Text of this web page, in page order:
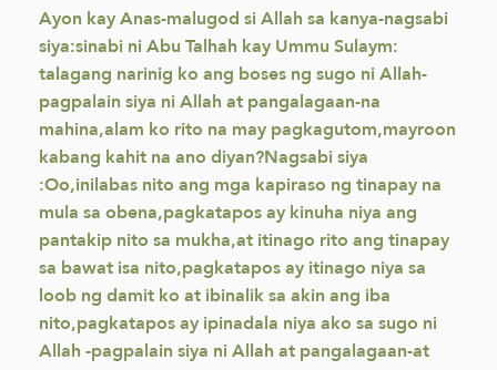
Ayon kay Anas-malugod si Allah sa kanya-nagsabi
siya:sinabi ni Abu Talhah kay Ummu Sulaym:
talagang narinig ko ang boses ng sugo ni Allah-
pagpalain siya ni Allah at pangalagaan-na
mahina,alam ko rito na may pagkagutom,mayroon
kabang kahit na ano diyan?Nagsabi siya
:Oo,inilabas nito ang mga kapiraso ng tinapay na
mula sa obena,pagkatapos ay kinuha niya ang
pantakip nito sa mukha,at itinago rito ang tinapay
sa bawat isa nito,pagkatapos ay itinago niya sa
loob ng damit ko at ibinalik sa akin ang iba
nito,pagkatapos ay ipinadala niya ako sa sugo ni
Allah -pagpalain siya ni Allah at pangalagaan-at